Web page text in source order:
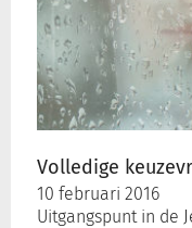
Volledige
10 februari 2016
Uitgangspunt in de
‘lege
huls’